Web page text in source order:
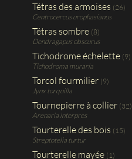
Tétras des armoises (26)
Centrocercus urophasianus
Tétras sombre (8)
Dendragapus obscurus
Tichodrome échelette (9)
Tichodroma muraria
Torcol fourmilier (9)
Jynx torquilla
Tournepierre à collier (32)
Arenaria interpres
Tourterelle des bois (15)
Streptotelia turtur
Tourterelle mayée (1)